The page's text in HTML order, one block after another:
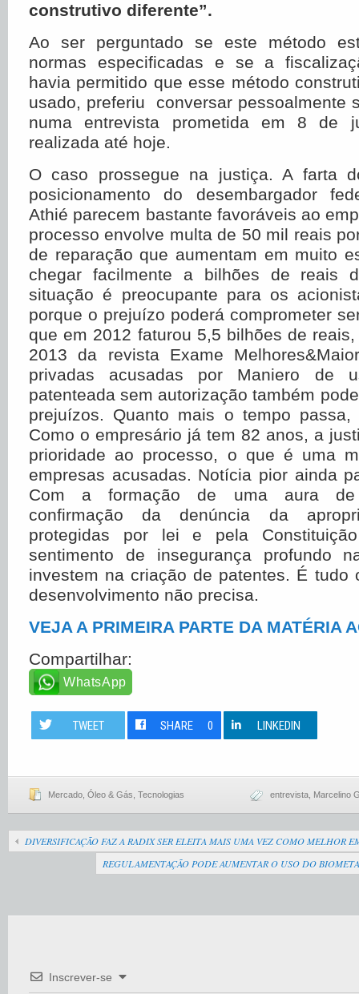
construtivo diferente”.
Ao ser perguntado se este método
normas especificadas e se a
havia permitido que esse método
usado, preferiu conversar pessoalmente
numa entrevista prometida em 8 de
realizada até hoje.
O caso prossegue na justiça. A farta
posicionamento do desembargador
Athié parecem bastante favoráveis ao
processo envolve multa de 50 mil reais
de reparação que aumentam em muito
chegar facilmente a bilhões de reais
situação é preocupante para os
porque o prejuízo poderá comprometer
que em 2012 faturou 5,5 bilhões de
2013 da revista Exame
privadas acusadas por Maniero de
patenteada sem autorização também
prejuízos. Quanto mais o tempo
Como o empresário já tem 82 anos, a
prioridade ao processo, o que é uma
empresas acusadas. Notícia pior ainda
Com a formação de uma aura de
confirmação da denúncia da
protegidas por lei e pela
sentimento de insegurança profundo
investem na criação de patentes. É tudo
desenvolvimento não precisa.
VEJA A PRIMEIRA PARTE DA MATÉRIA
Compartilhar:
WhatsApp
TWEET SHARE 0 LINKEDIN
Mercado Óleo & Gás Tecnologias entrevista Marcelino
DIVERSIFICAÇÃO FAZ A RADIX SER ELEITA MAIS UMA VEZ COMO MELHOR
REGULAMENTAÇÃO PODE AUMENTAR O USO DO
Inscrever-se